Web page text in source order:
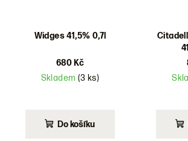
Widges 41,5% 0,7l
680 Kč
Skladem (3 ks)
Do košíku